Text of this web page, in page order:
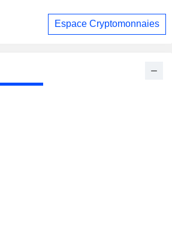
Espace Cryptomonnaies